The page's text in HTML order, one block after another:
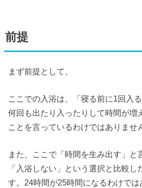
前提
まず前提として、
ここでの入浴は、「寝る前に1回入
何回も出たり入ったりして時間が増
ことを言っているわけではありませ
また、ここで「時間を生み出す」と
「入浴しない」という選択と比較
す。24時間が25時間になるわけでは